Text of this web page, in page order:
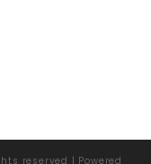
reserved | Powered